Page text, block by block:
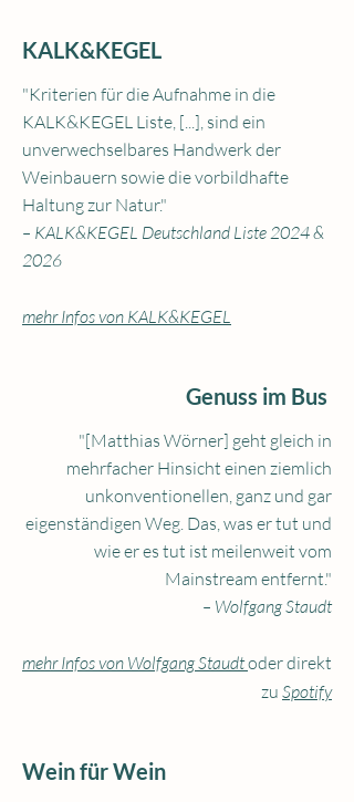
KALK&KEGEL
"Kriterien für die Aufnahme in die
KALK&KEGEL Liste, [...], sind ein
unverwechselbares Handwerk der
Weinbauern sowie die vorbildhafte
Haltung zur Natur."
– KALK&KEGEL Deutschland Liste 2024 &
2026
mehr Infos von KALK&KEGEL
Genuss im Bus
"[Matthias Wörner] geht gleich in
mehrfacher Hinsicht einen ziemlich
unkonventionellen, ganz und gar
eigenständigen Weg. Das, was er tut und
wie er es tut ist meilenweit vom
Mainstream entfernt."
– Wolfgang Staudt
mehr Infos von Wolfgang Staudtoder direkt
zu Spotify
Wein für Wein